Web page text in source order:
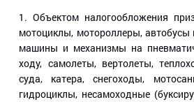
1. Объектом налогообложения
мотоциклы, мотороллеры, автобусы
машины и механизмы на
ходу, самолеты, вертолеты,
суда, катера, снегоходы,
гидроциклы, несамоходные